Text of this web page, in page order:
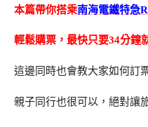
本篇帶你搭乘南海電鐵特急
輕鬆購票，最快只要34分鐘
這邊同時也會教大家如何訂
親子同行也很可以，絕對讓